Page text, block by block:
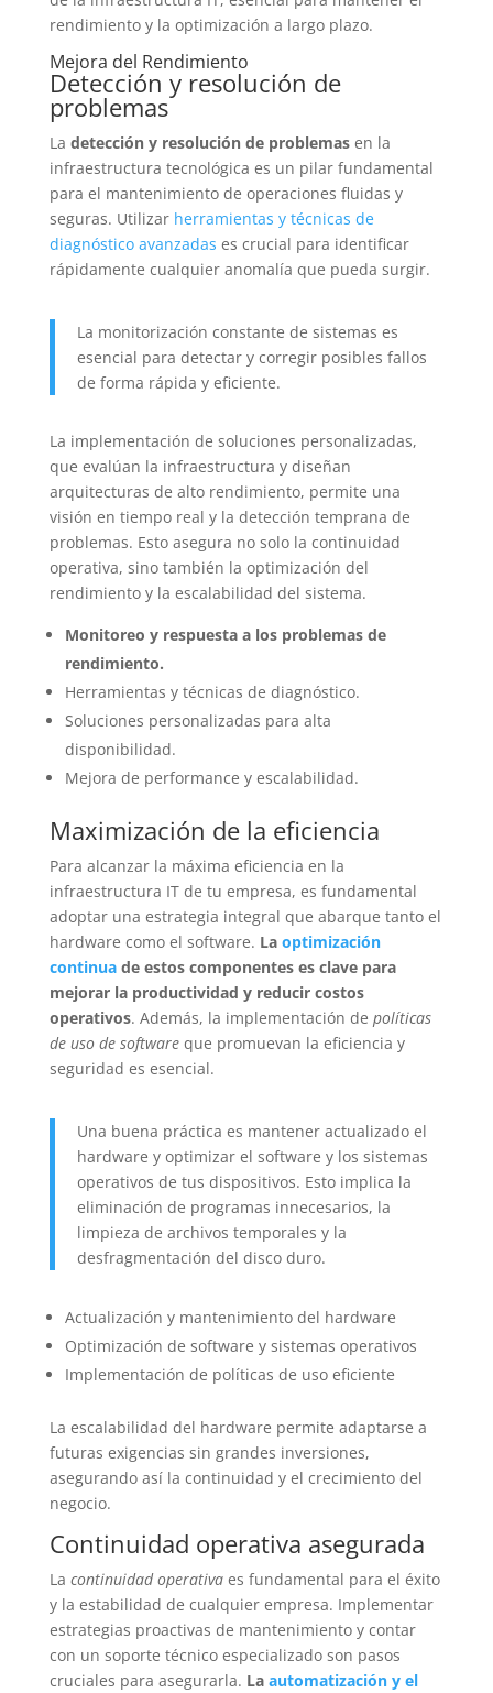
rendimiento y la optimización a largo plazo.
Mejora del Rendimiento
Detección y resolución de
problemas
La detección y resolución de problemasen la
infraestructura tecnológica es un pilar fundamental
para el mantenimiento de operaciones fluidas y
seguras. Utilizar herramientas y técnicas de
diagnóstico avanzadas es crucial para identificar
rápidamente cualquier anomalía que pueda surgir.
La monitorización constante de sistemas es
esencial para detectar y corregir posibles fallos
de forma rápida y eficiente.
La implementación de soluciones personalizadas,
que evalúan la infraestructura y diseñan
arquitecturas de alto rendimiento, permite una
visión en tiempo real y la detección temprana de
problemas. Esto asegura no solo la continuidad
operativa, sino también la optimización del
rendimiento y la escalabilidad del sistema.
Monitoreo y respuesta a los problemas de
rendimiento.
Herramientas y técnicas de diagnóstico.
Soluciones personalizadas para alta
disponibilidad.
Mejora de performance y escalabilidad.
Maximización de la eficiencia
Para alcanzar la máxima eficiencia en la
infraestructura IT de tu empresa, es fundamental
adoptar una estrategia integral que abarque tanto el
hardware como el software. La optimización
continuade estos componentes es clave para
mejorar la productividad y reducir costos
operativos. Además, la implementación de políticas
de uso de softwareque promuevan la eficiencia y
seguridad es esencial.
Una buena práctica es mantener actualizado el
hardware y optimizar el software y los sistemas
operativos de tus dispositivos. Esto implica la
eliminación de programas innecesarios, la
limpieza de archivos temporales y la
desfragmentación del disco duro.
Actualización y mantenimiento del hardware
Optimización de software y sistemas operativos
Implementación de políticas de uso eficiente
La escalabilidad del hardware permite adaptarse a
futuras exigencias sin grandes inversiones,
asegurando así la continuidad y el crecimiento del
negocio.
Continuidad operativa asegurada
La continuidad operativaes fundamental para el éxito
y la estabilidad de cualquier empresa. Implementar
estrategias proactivas de mantenimiento y contar
con un soporte técnico especializado son pasos
cruciales para asegurarla. La automatización y el